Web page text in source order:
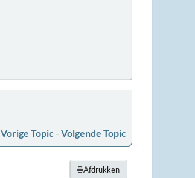
Vorige Topic - Volgende Topic
Afdrukken